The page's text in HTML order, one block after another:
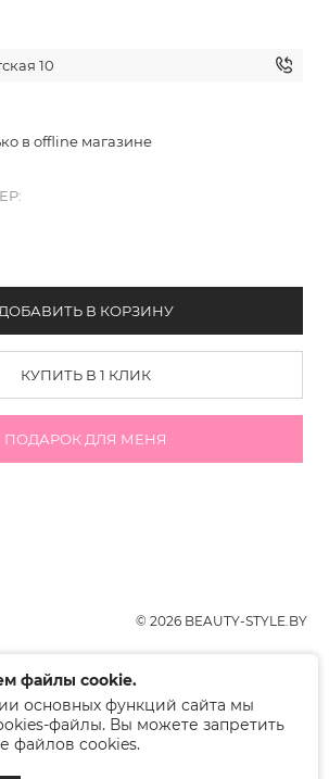
10
в offline магазине
ДОБАВИТЬ В КОРЗИНУ
КУПИТЬ В 1 КЛИК
ПОДАРОК ДЛЯ МЕНЯ
© 2026 BEAUTY-STYLE.BY
Свидельство о регистрации 05.10.2010
комитетом. Регистрация в торговом
402445.
Рябцева 75
Контакт: +375 (33) 379-10-80
файлы cookie.
основных функций сайта мы
файлы. Вы можете запретить
файлов cookies.